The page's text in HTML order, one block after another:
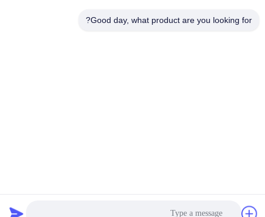
Xingdong ، شارع شين آن ، حي باو آن ، مدينة شنتشن ، مقاطعة
Co., Ltd. . كل الحقوق محفوظة.
Good day, what product are you looking for?